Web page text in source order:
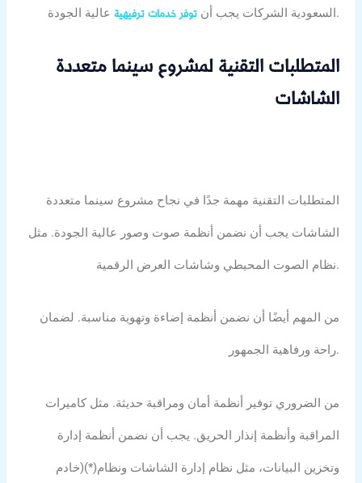
السعودية الشركات يجب أن توفر خدمات ترفيهية عالية الجودة.
المتطلبات التقنية لمشروع سينما متعددة
الشاشات
المتطلبات التقنية مهمة جدًا في نجاح مشروع سينما متعددة
الشاشات يجب أن نضمن أنظمة صوت وصور عالية الجودة. مثل
نظام الصوت المحيطي وشاشات العرض الرقمية.
من المهم أيضًا أن نضمن أنظمة إضاءة وتهوية مناسبة. لضمان
راحة ورفاهية الجمهور.
من الضروري توفير أنظمة أمان ومراقبة حديثة. مثل كاميرات
المراقبة وأنظمة إنذار الحريق. يجب أن نضمن أنظمة إدارة
وتخزين البيانات، مثل نظام إدارة الشاشات ونظام(*)(خادم